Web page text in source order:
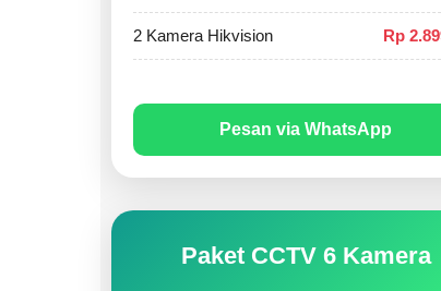
2 Kamera Hikvision Rp
Pesan via WhatsApp
Paket CCTV 6 Kamera